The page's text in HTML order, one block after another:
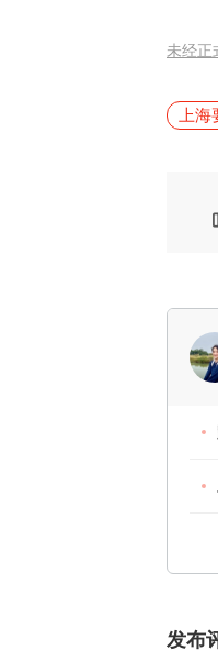
未经正
上
发布